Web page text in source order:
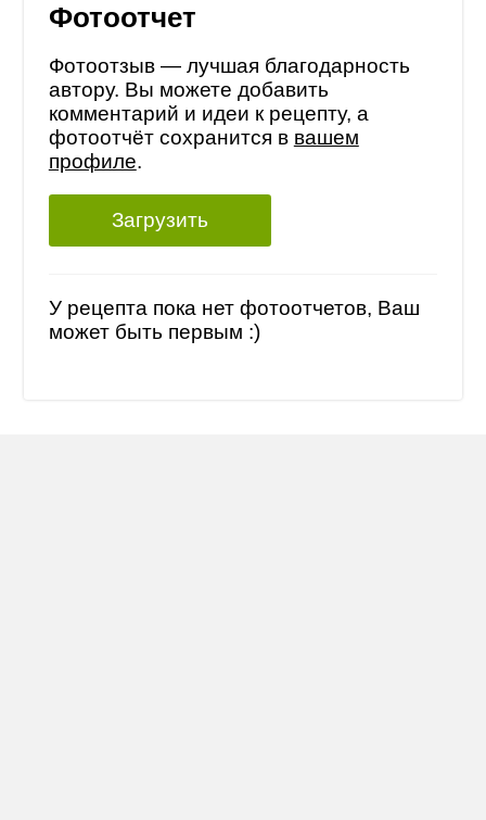
Фотоотчет
Фотоотзыв — лучшая благодарность
автору. Вы можете добавить
комментарий и идеи к рецепту, а
фотоотчёт сохранится в вашем
профиле.
Загрузить
У рецепта пока нет фотоотчетов, Ваш
может быть первым :)